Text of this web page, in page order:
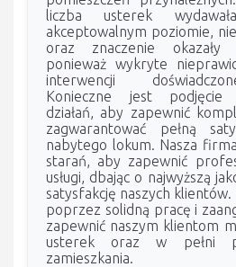
liczba usterek
akceptowalnym poziomie,
oraz znaczenie okazały
ponieważ wykryte
interwencji
Konieczne jest podjęcie
działań, aby zapewnić
zagwarantować pełną
nabytego lokum. Nasza
starań, aby zapewnić
usługi, dbając o najwyższą
satysfakcję naszych
poprzez solidną pracę i
zapewnić naszym klientom
usterek oraz w pełni
zamieszkania.